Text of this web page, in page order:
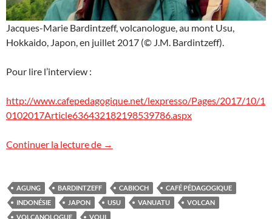
Jacques-Marie Bardintzeff, volcanologue, au mont Usu,
Hokkaido, Japon, en juillet 2017 (© J.M. Bardintzeff).
Pour lire l’interview :
http://www.cafepedagogique.net/lexpresso/Pages/2017/10/1
0102017Article636432182198539786.aspx
Continuer la lecture de Le Café Pédagogique
→
AGUNG BARDINTZEFF CABIOCH
CAFÉ PÉDAGOGIQUE
INDONÉSIE
JAPON USU VANUATU
VOLCAN
VOLCANOLOGUE
VOUI